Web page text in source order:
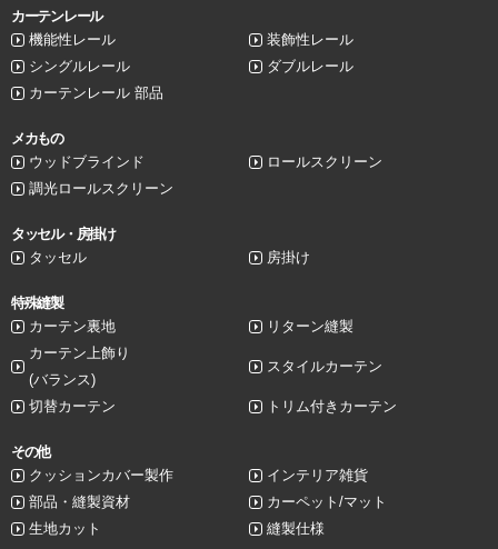
カーテンレール
機能性レール
装飾性レール
シングルレール
ダブルレール
カーテンレール 部品
メカもの
ウッドブラインド
ロールスクリーン
調光ロールスクリーン
タッセル・房掛け
タッセル
房掛け
特殊縫製
カーテン裏地
リターン縫製
カーテン上飾り
(バランス)
スタイルカーテン
切替カーテン トリム付きカーテン
その他
クッションカバー製作
インテリア雑貨
部品・縫製資材
カーペット/マット
生地カット
縫製仕様